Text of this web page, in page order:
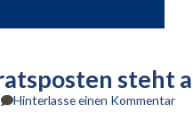
steht
Hinterlasse einen Kommentarzu